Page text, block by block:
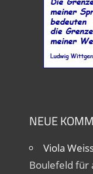
NEUE
Viola
Boulefeld für